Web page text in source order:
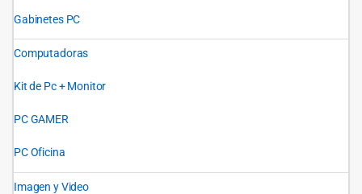
Gabinetes PC
Computadoras
Kit de Pc + Monitor
PC GAMER
PC Oficina
Imagen y Video